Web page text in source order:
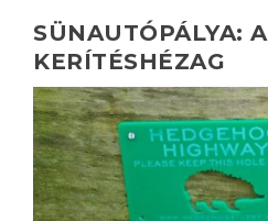
SÜNAUTÓPÁLYA: A
KERÍTÉSHÉZAG